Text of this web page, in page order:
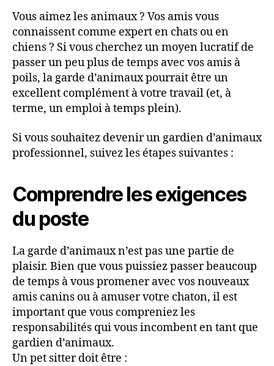
Vous aimez les animaux ? Vos amis vous
connaissent comme expert en chats ou en
chiens ? Si vous cherchez un moyen lucratif de
passer un peu plus de temps avec vos amis à
poils, la garde d’animaux pourrait être un
excellent complément à votre travail (et, à
terme, un emploi à temps plein).
Si vous souhaitez devenir un gardien d’animaux
professionnel, suivez les étapes suivantes :
Comprendre les exigences
du poste
La garde d’animaux n’est pas une partie de
plaisir. Bien que vous puissiez passer beaucoup
de temps à vous promener avec vos nouveaux
amis canins ou à amuser votre chaton, il est
important que vous compreniez les
responsabilités qui vous incombent en tant que
gardien d’animaux.
Un pet sitter doit être :